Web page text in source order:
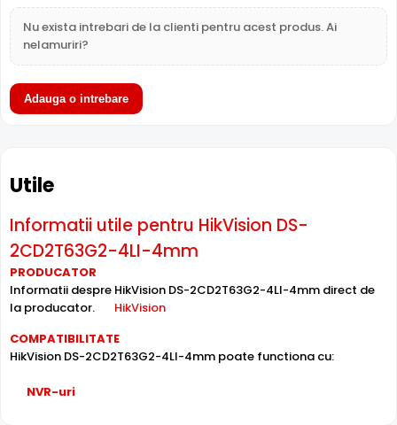
imaginii la distante mici.
True WDR
FunctiaTRUE WDRoferita de senzorul de imagine al
camerei HikVision DS-2CD2T63G2-4LI-4mm,
Nu exista intrebari de la clienti pentru acest produs. Ai
nelamuriri?
Adauga o intrebare
Utile
Informatii utile pentru HikVision DS-
2CD2T63G2-4LI-4mm
PRODUCATOR
Informatii despre HikVision DS-2CD2T63G2-4LI-4mm direct de
la producator.
HikVision
COMPATIBILITATE
HikVision DS-2CD2T63G2-4LI-4mm poate functiona cu:
NVR-uri